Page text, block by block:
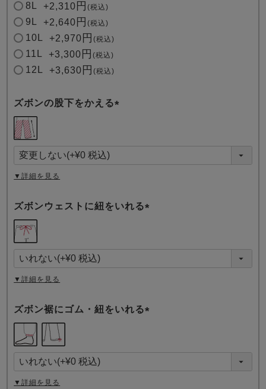
8L +2,310 税込
9L +2,640 税込
10L +2,970 税込
11L +3,300 税込
12L +3,630 税込
ズボンの股下をかえる
須
)
▼詳細を見る
ズボンウェストに紐をいれる
須
)
▼詳細を見る
ズボン裾にゴム・紐をいれる
須
)
▼詳細を見る